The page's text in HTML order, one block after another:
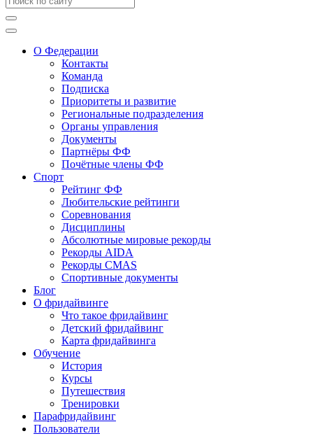
О Федерации
Контакты
Команда
Подписка
Приоритеты и развитие
Региональные подразделения
Органы управления
Документы
Партнёры ФФ
Почётные члены ФФ
Спорт
Рейтинг ФФ
Любительские рейтинги
Соревнования
Дисциплины
Абсолютные мировые рекорды
Рекорды AIDA
Рекорды CMAS
Спортивные документы
Блог
О фридайвинге
Что такое фридайвинг
Детский фридайвинг
Карта фридайвинга
Обучение
История
Курсы
Путешествия
Тренировки
Парафридайвинг
Пользователи